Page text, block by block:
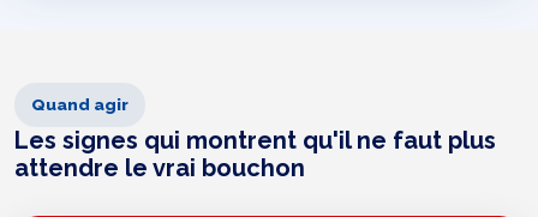
Quand agir
Les signes qui montrent qu'il ne faut plus
attendre le vrai bouchon